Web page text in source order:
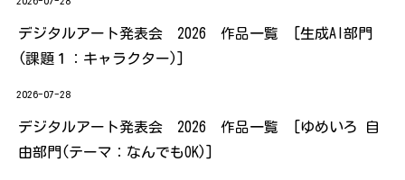
デジタルアート発表会 2026 作品一覧 [生成AI部門
(課題１：キャラクター)]
2026-07-28
デジタルアート発表会 2026 作品一覧 [ゆめいろ 自
由部門(テーマ：なんでもOK)]